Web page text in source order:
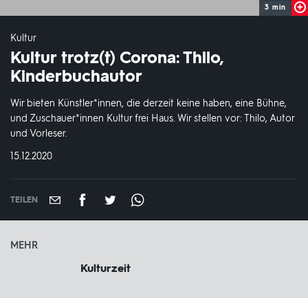
3 min
Kultur
Kultur trotz(t) Corona: Thilo,
Kinderbuchautor
Wir bieten Künstler*innen, die derzeit keine haben, eine Bühne,
und Zuschauer*innen Kultur frei Haus. Wir stellen vor: Thilo, Autor
und Vorleser.
DATUM:
15.12.2020
TEILEN
MEHR
Kulturzeit